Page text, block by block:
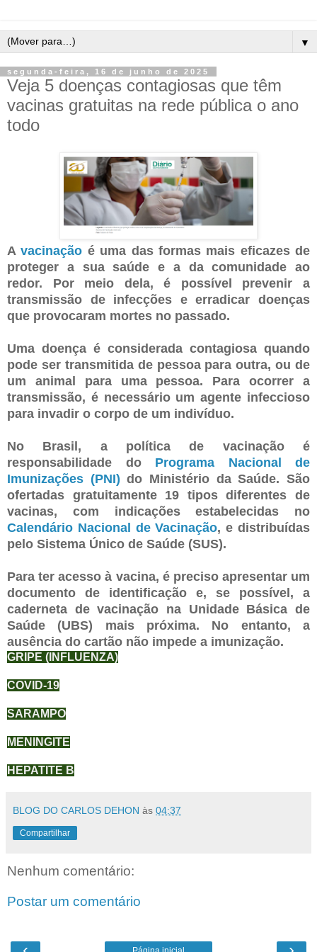
▼
segunda-feira, 16 de junho de 2025
Veja 5 doenças contagiosas que têm
vacinas gratuitas na rede pública o ano
todo
Avacinação é uma das formas mais eficazes de
proteger a sua saúde e a da comunidade ao
redor. Por meio dela, é possível prevenir a
transmissão de infecções e erradicar doenças
que provocaram mortes no passado.
Uma doença é considerada contagiosa quando
pode ser transmitida de pessoa para outra, ou de
um animal para uma pessoa. Para ocorrer a
transmissão, é necessário um agente infeccioso
para invadir o corpo de um indivíduo.
No Brasil, a política de vacinação é
responsabilidade do Programa Nacional de
Imunizações (PNI) do Ministério da Saúde. São
ofertadas gratuitamente 19 tipos diferentes de
vacinas, com indicações estabelecidas no
Calendário Nacional de Vacinação, e distribuídas
pelo Sistema Único de Saúde (SUS).
Para ter acesso à vacina, é preciso apresentar um
documento de identificação e, se possível, a
caderneta de vacinação na Unidade Básica de
Saúde (UBS) mais próxima. No entanto, a
ausência do cartão não impede a imunização.
GRIPE (INFLUENZA)
COVID-19
SARAMPO
MENINGITE
HEPATITE B
BLOG DO CARLOS DEHON às 04:37
Compartilhar
Nenhum comentário:
Postar um comentário